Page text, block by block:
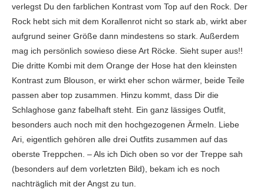
verlegst Du den farblichen Kontrast vom Top auf den Rock. Der
Rock hebt sich mit dem Korallenrot nicht so stark ab, wirkt aber
aufgrund seiner Größe dann mindestens so stark. Außerdem
mag ich persönlich sowieso diese Art Röcke. Sieht super aus!!
Die dritte Kombi mit dem Orange der Hose hat den kleinsten
Kontrast zum Blouson, er wirkt eher schon wärmer, beide Teile
passen aber top zusammen. Hinzu kommt, dass Dir die
Schlaghose ganz fabelhaft steht. Ein ganz lässiges Outfit,
besonders auch noch mit den hochgezogenen Ärmeln. Liebe
Ari, eigentlich gehören alle drei Outfits zusammen auf das
oberste Treppchen. – Als ich Dich oben so vor der Treppe sah
(besonders auf dem vorletzten Bild), bekam ich es noch
nachträglich mit der Angst zu tun.